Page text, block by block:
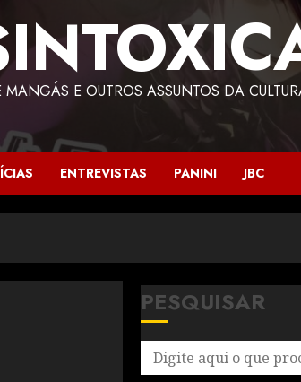
E OUTROS ASSUNTOS DA
ENTREVISTAS PANINI JBC
PESQUISAR